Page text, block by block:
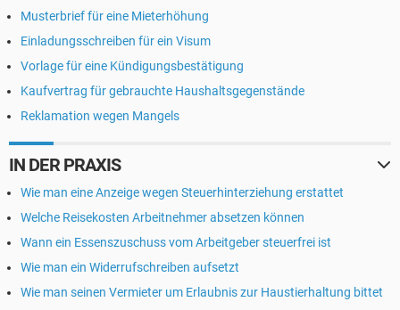
Musterbrief für eine Mieterhöhung
Einladungsschreiben für ein Visum
Vorlage für eine Kündigungsbestätigung
Kaufvertrag für gebrauchte Haushaltsgegenstände
Reklamation wegen Mangels
IN DER PRAXIS
Wie man eine Anzeige wegen Steuerhinterziehung erstattet
Welche Reisekosten Arbeitnehmer absetzen können
Wann ein Essenszuschuss vom Arbeitgeber steuerfrei ist
Wie man ein Widerrufschreiben aufsetzt
Wie man seinen Vermieter um Erlaubnis zur Haustierhaltung bittet